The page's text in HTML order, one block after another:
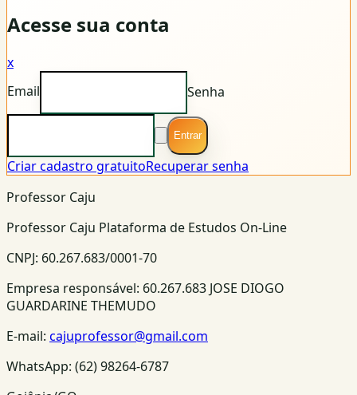
Acesse sua conta
x
Email
Senha
Entrar
Criar cadastro gratuitoRecuperar senha
Professor Caju
Professor Caju Plataforma de Estudos On-Line
CNPJ: 60.267.683/0001-70
Empresa responsável: 60.267.683 JOSE DIOGO
GUARDARINE THEMUDO
E-mail: cajuprofessor@gmail.com
WhatsApp: (62) 98264-6787